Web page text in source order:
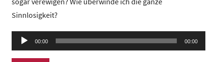
G
m
e
Sinnlosigkeit?
Audio-
Player
00:00 00:00